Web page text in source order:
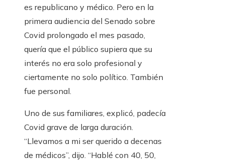
es republicano y médico. Pero en la
primera audiencia del Senado sobre
Covid prolongado el mes pasado,
quería que el público supiera que su
interés no era solo profesional y
ciertamente no solo político. También
fue personal.
Uno de sus familiares, explicó, padecía
Covid grave de larga duración.
“Llevamos a mi ser querido a decenas
de médicos”, dijo. “Hablé con 40, 50,